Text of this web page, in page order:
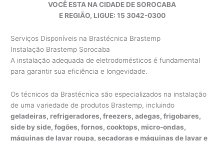
VOCÊ ESTA NA CIDADE DE SOROCABA
E REGIÃO, LIGUE: 15 3042-0300
Serviços Disponíveis na Brastécnica Brastemp
Instalação Brastemp Sorocaba
A instalação adequada de eletrodomésticos é fundamental
para garantir sua eficiência e longevidade.
Os técnicos da Brastécnica são especializados na instalação
de uma variedade de produtos Brastemp, incluindo
geladeiras, refrigeradores, freezers, adegas, frigobares,
side by side, fogões, fornos, cooktops, micro-ondas,
máquinas de lavar roupa, secadoras e máquinas de lavar e